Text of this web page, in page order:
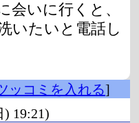
会いに行くと、
いたいと電話し
ッコミを入れる]
) 19:21)